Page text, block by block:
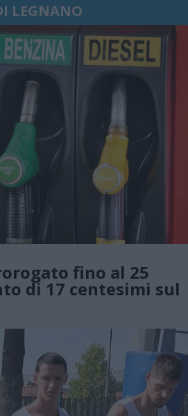
LEGNANO
fino al 25
di 17 centesimi sul